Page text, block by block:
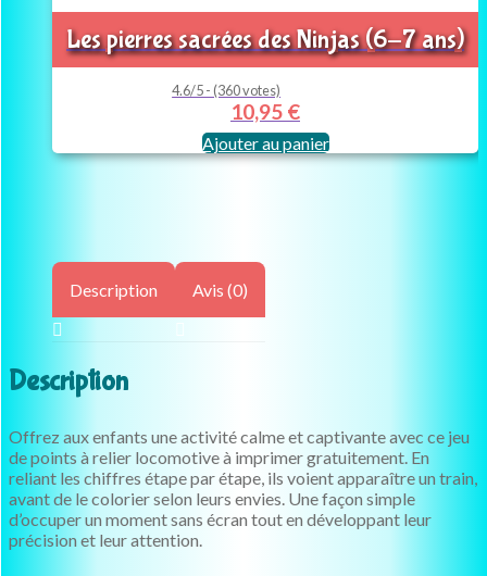
Les pierres sacrées des Ninjas (6-7 ans)
4.6/5 - (360 votes)
10,95 €
Ajouter au panier
Description Avis (0)
Description
Offrez aux enfants une activité calme et captivante avec ce jeu
de points à relier locomotive à imprimer gratuitement. En
reliant les chiffres étape par étape, ils voient apparaître un train,
avant de le colorier selon leurs envies. Une façon simple
d’occuper un moment sans écran tout en développant leur
précision et leur attention.